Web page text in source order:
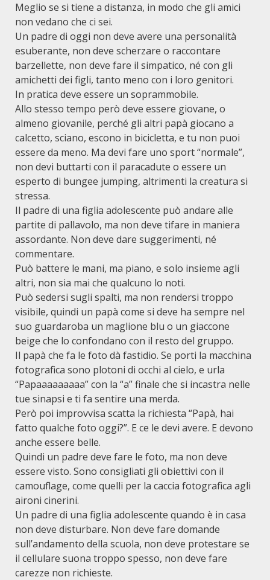
Meglio se si tiene a distanza, in modo che gli amici
non vedano che ci sei.
Un padre di oggi non deve avere una personalità
esuberante, non deve scherzare o raccontare
barzellette, non deve fare il simpatico, né con gli
amichetti dei figli, tanto meno con i loro genitori.
In pratica deve essere un soprammobile.
Allo stesso tempo però deve essere giovane, o
almeno giovanile, perché gli altri papà giocano a
calcetto, sciano, escono in bicicletta, e tu non puoi
essere da meno. Ma devi fare uno sport “normale”,
non devi buttarti con il paracadute o essere un
esperto di bungee jumping, altrimenti la creatura si
stressa.
Il padre di una figlia adolescente può andare alle
partite di pallavolo, ma non deve tifare in maniera
assordante. Non deve dare suggerimenti, né
commentare.
Può battere le mani, ma piano, e solo insieme agli
altri, non sia mai che qualcuno lo noti.
Può sedersi sugli spalti, ma non rendersi troppo
visibile, quindi un papà come si deve ha sempre nel
suo guardaroba un maglione blu o un giaccone
beige che lo confondano con il resto del gruppo.
Il papà che fa le foto dà fastidio. Se porti la macchina
fotografica sono plotoni di occhi al cielo, e urla
“Papaaaaaaaaa” con la “a” finale che si incastra nelle
tue sinapsi e ti fa sentire una merda.
Però poi improvvisa scatta la richiesta “Papà, hai
fatto qualche foto oggi?”. E ce le devi avere. E devono
anche essere belle.
Quindi un padre deve fare le foto, ma non deve
essere visto. Sono consigliati gli obiettivi con il
camouflage, come quelli per la caccia fotografica agli
aironi cinerini.
Un padre di una figlia adolescente quando è in casa
non deve disturbare. Non deve fare domande
sull’andamento della scuola, non deve protestare se
il cellulare suona troppo spesso, non deve fare
carezze non richieste.